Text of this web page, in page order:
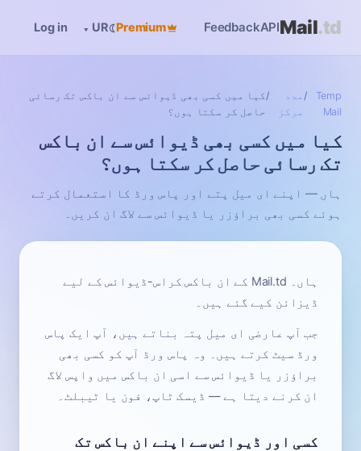
Mail.td
API
Feedback
Premium
☾
UR
▾
Log in
Temp
Mail
/ مدد
مرکز
/کیا میں کسی بھی ڈیوائس سے ان باکس تک رسائی
حاصل کر سکتا ہوں؟
کیا میں کسی بھی ڈیوائس سے ان باکس
تک رسائی حاصل کر سکتا ہوں؟
ہاں — اپنے ای میل پتے اور پاس ورڈ کا استعمال کرتے
ہوئے کسی بھی براؤزر یا ڈیوائس سے لاگ ان کریں۔
ہاں۔ Mail.td کے ان باکس کراس-ڈیوائس کے لیے
ڈیزائن کیے گئے ہیں۔
جب آپ عارضی ای میل پتہ بناتے ہیں، آپ ایک پاس
ورڈ سیٹ کرتے ہیں۔ وہ پاس ورڈ آپ کو کسی بھی
براؤزر یا ڈیوائس سے اسی ان باکس میں واپس لاگ
ان کرنے دیتا ہے — ڈیسک ٹاپ، فون یا ٹیبلٹ۔
کسی اور ڈیوائس سے اپنے ان باکس تک